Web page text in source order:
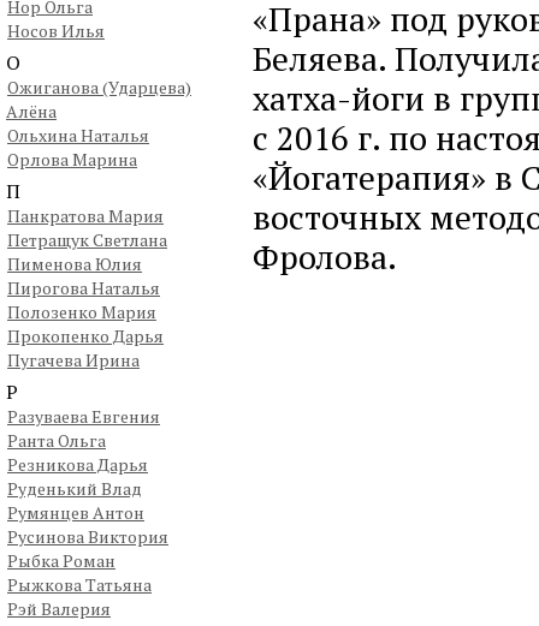
Нор Ольга
Носов Илья
О
Ожиганова (Ударцева)
Алёна
Ольхина Наталья
Орлова Марина
П
Панкратова Мария
Петращук Светлана
Пименова Юлия
Пирогова Наталья
Полозенко Мария
Прокопенко Дарья
Пугачева Ирина
Р
Разуваева Евгения
Ранта Ольга
Резникова Дарья
Руденький Влад
Румянцев Антон
Русинова Виктория
Рыбка Роман
Рыжкова Татьяна
Рэй Валерия
«Прана» под
Беляева.
хатха-йоги в
с 2016 г. по
«Йогатерапия» в
восточных
Фролова.